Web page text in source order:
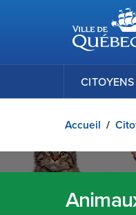
Passer au contenu
Ville de Québec
CITOYENS
Accueil /